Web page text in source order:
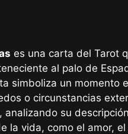
es una carta del Tarot
al palo de
simboliza un momento
o circunstancias
, analizando su
la vida, como el amor,